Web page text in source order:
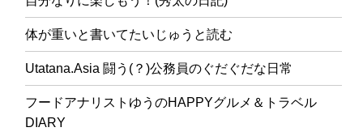
体が重いと書いてたいじゅうと読む
Utatana.Asia 闘う(？)公務員のぐだぐだな日常
フードアナリストゆうのHAPPYグルメ＆トラベル
DIARY